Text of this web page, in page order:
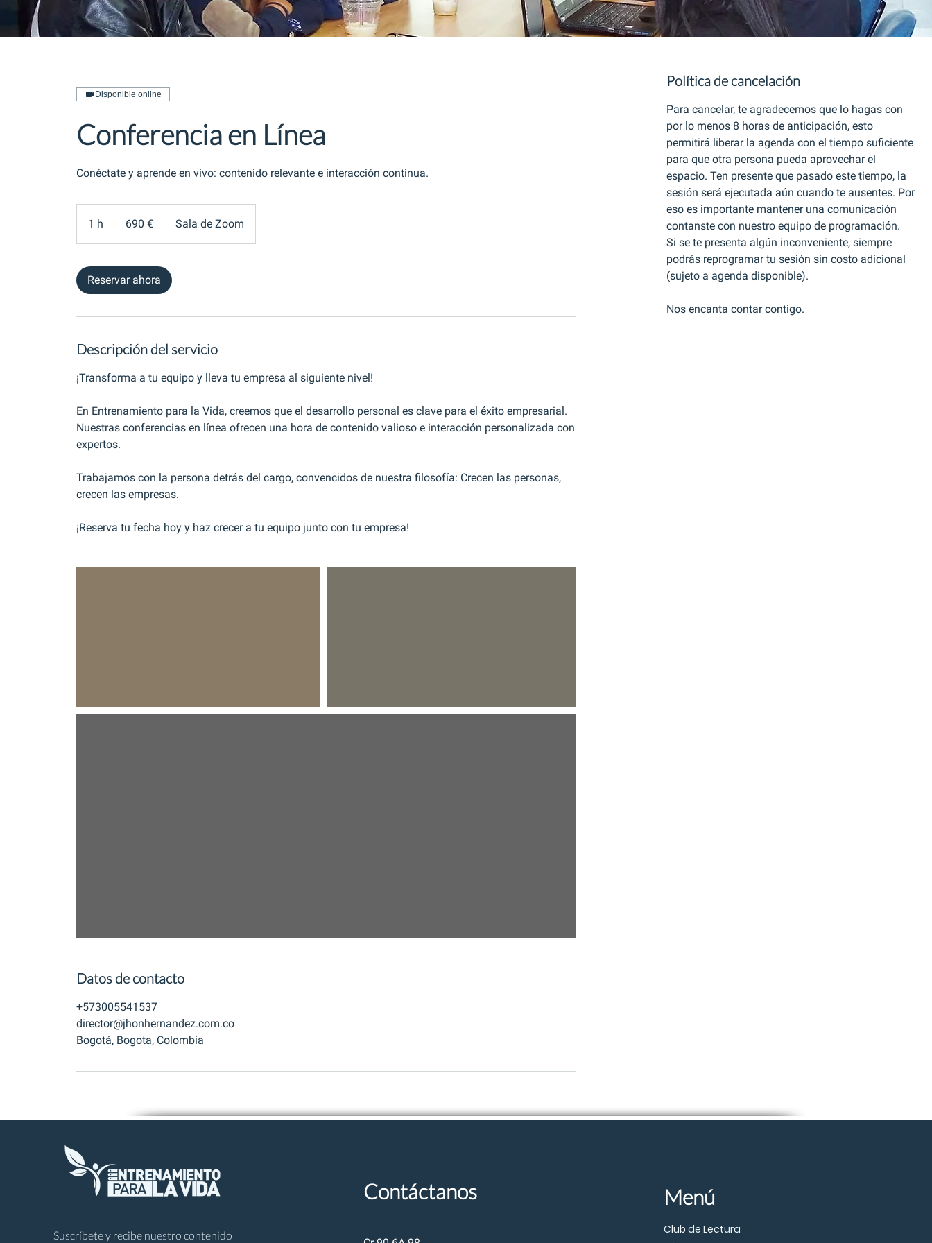
Disponible online
Conferencia en Línea
Conéctate y aprende en vivo: contenido relevante e interacción continua.
1 h 690 € Sala de Zoom
Reservar ahora
Descripción del servicio
¡Transforma a tu equipo y lleva tu empresa al siguiente nivel!
En Entrenamiento para la Vida, creemos que el desarrollo personal es clave para el éxito empresarial.
Nuestras conferencias en línea ofrecen una hora de contenido valioso e interacción personalizada con
expertos.
Trabajamos con la persona detrás del cargo, convencidos de nuestra filosofía: Crecen las personas,
crecen las empresas.
¡Reserva tu fecha hoy y haz crecer a tu equipo junto con tu empresa!
Datos de contacto
+573005541537
director@jhonhernandez.com.co
Bogotá, Bogota, Colombia
Política de cancelación
Para cancelar, te agradecemos que lo hagas con
por lo menos 8 horas de anticipación, esto
permitirá liberar la agenda con el tiempo suficiente
para que otra persona pueda aprovechar el
espacio. Ten presente que pasado este tiempo, la
sesión será ejecutada aún cuando te ausentes. Por
eso es importante mantener una comunicación
contanste con nuestro equipo de programación.
Si se te presenta algún inconveniente, siempre
podrás reprogramar tu sesión sin costo adicional
(sujeto a agenda disponible).
Nos encanta contar contigo.
Suscríbete y recibe nuestro contenido
Contáctanos Menú
Club de Lectura